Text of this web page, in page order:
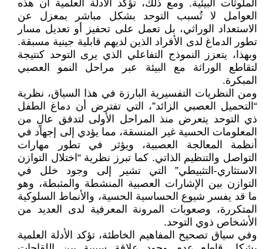
الملوثات البيئية. ومع ذلك، تؤكد الأدلة العلمية أن هذه
العوامل لا تُسبب التوحد بشكل مباشر بمعزل عن
الاستعداد الوراثي، بل تعمل على تحفيز أو تعديل مسار
تطور الدماغ لدى الأفراد الذين لديهم قابلية جينية مسبقة.
وبهذا، يتعزز النموذج التفاعلي الذي يرى التوحد كنتيجة
لتقاطع الوراثة مع البيئة عبر مراحل النمو العصبي
المبكرة.
ومن النظريات التفسيرية البارزة في هذا السياق، نظرية
“التحميل العصبي الزائد”، التي تفترض أن دماغ الطفل
ذي التوحد يتعرض منذ المراحل الأولى لتدفق عالٍ من
المعلومات الحسية غير المنسقة، مما يؤدي إلى إجهاد في
أنظمة المعالجة العصبية، ويؤثر في تطور مهارات
التواصل والتنظيم الذاتي. كما تبرز نظرية “اختلال التوازن
الاستثاري-التثبيطي” التي تشير إلى وجود خلل في
التوازن بين الإشارات العصبية المنشطة والمثبطة، وهو
ما قد يفسر شيوع الحساسية الحسية، والأنماط السلوكية
المتكررة، وصعوبات المرونة المعرفية لدى العديد من
الأشخاص ذوي التوحد.
وفي سياق تصحيح المفاهيم الخاطئة، تؤكد الأدلة العلمية